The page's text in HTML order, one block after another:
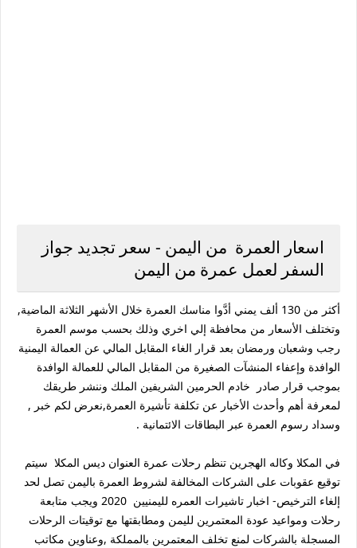
اسعار العمرة من اليمن - سعر تجديد جواز
السفر لعمل عمرة من اليمن
أكثر من 130 ألف يمني أدَّوا مناسك العمرة خلال الأشهر الثلاثة الماضية,
وتختلف الأسعار من محافظة إلي اخري وذلك بحسب موسم العمرة
رجب وشعبان ورمضان بعد قرار الغاء المقابل المالي عن العمالة اليمنية
الوافدة وإعفاء المنشآت الصغيرة من المقابل المالي للعمالة الوافدة
بموجب قرار صادر خادم الحرمين الشريفين الملك وننشر طريقك
لمعرفة أهم وأحدث الأخبار عن تكلفة تأشيرة العمرة,نعرض لكم خبر ,
وسداد رسوم العمرة عبر البطاقات الائتمانية .
في المكلا وكاله الهجرين تنظم رحلات عمرة العنوان ديس المكلا سيتم
توقيع عقوبات على الشركات المخالفة لشروط العمرة باليمن تصل لحد
إلغاء الترخيص- اخبار تاشيرات العمره لليمنيين 2020 ويجب متابعة
رحلات ومواعيد عودة المعتمرين لليمن ومطابقتها مع توقيتات الرحلات
المسجلة بالشركات لمنع تخلف المعتمرين بالمملكة ,وعناوين مكاتب